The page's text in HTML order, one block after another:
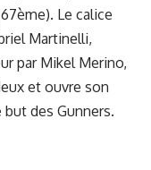
Le calice
Martinelli,
par Mikel Merino,
et ouvre son
des Gunners.